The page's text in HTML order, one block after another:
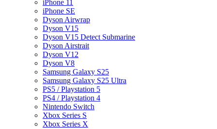
iPhone 11
iPhone SE
Dyson Airwrap
Dyson V15
Dyson V15 Detect Submarine
Dyson Airstrait
Dyson V12
Dyson V8
Samsung Galaxy S25
Samsung Galaxy S25 Ultra
PS5 / Playstation 5
PS4 / Playstation 4
Nintendo Switch
Xbox Series S
Xbox Series X